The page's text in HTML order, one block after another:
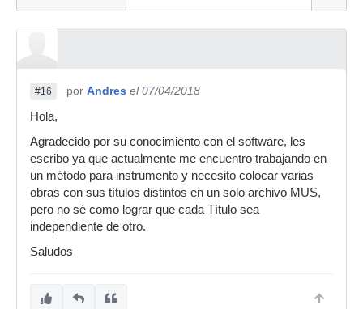
#16 por Andres el 07/04/2018
Hola,
Agradecido por su conocimiento con el software, les
escribo ya que actualmente me encuentro trabajando en
un método para instrumento y necesito colocar varias
obras con sus títulos distintos en un solo archivo MUS,
pero no sé como lograr que cada Título sea
independiente de otro.
Saludos